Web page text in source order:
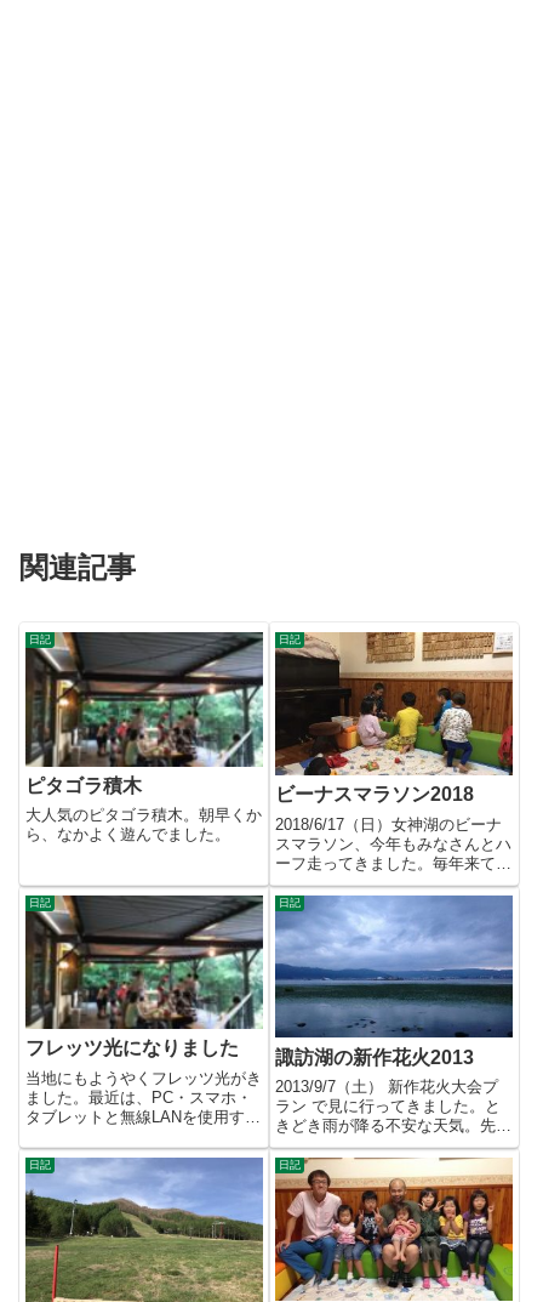
関連記事
日記
ピタゴラ積木
大人気のピタゴラ積木。朝早くか
ら、なかよく遊んでました。
日記
ビーナスマラソン2018
2018/6/17（日）女神湖のビーナ
スマラソン、今年もみなさんとハ
ーフ走ってきました。毎年来てい
ただいてる方々で貸切で...
日記
フレッツ光になりました
当地にもようやくフレッツ光がき
ました。最近は、PC・スマホ・
タブレットと無線LANを使用する
日記
諏訪湖の新作花火2013
2013/9/7（土） 新作花火大会プ
ラン で見に行ってきました。と
きどき雨が降る不安な天気。先日
途中で中止になった 湖...
日記 日記